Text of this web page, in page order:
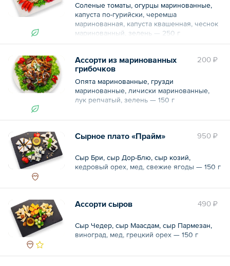
Соленые томаты, огурцы маринованные,
капуста по-гурийски, черемша
маринованная, капуста квашенная, чеснок
маринованный, зелень — 250 г
200 ₽
Ассорти из маринованных
грибочков
Опята маринованные, грузди
маринованные, личиски маринованные,
лук репчатый, зелень — 150 г
950 ₽
Сырное плато «Прайм»
Сыр Бри, сыр Дор-Блю, сыр козий,
кедровый орех, мед, свежие ягоды — 150 г
490 ₽
Ассорти сыров
Сыр Чедер, сыр Маасдам, сыр Пармезан,
виноград, мед, грецкий орех — 150 г